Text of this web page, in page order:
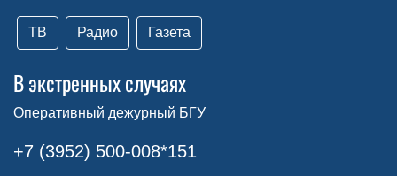
ТВ Радио Газета
В экстренных случаях
Оперативный дежурный БГУ
+7 (3952) 500-008*151